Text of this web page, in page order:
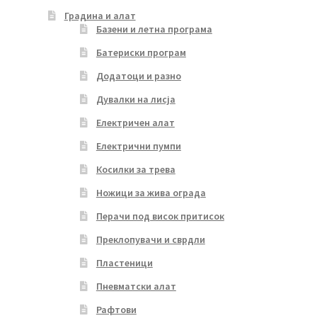
Градина и алат
Базени и летна програма
Батериски програм
Додатоци и разно
Дувалки на лисја
Електричен алат
Електрични пумпи
Косилки за трева
Ножици за жива ограда
Перачи под висок притисок
Преклопувачи и сврдли
Пластеници
Пневматски алат
Рафтови